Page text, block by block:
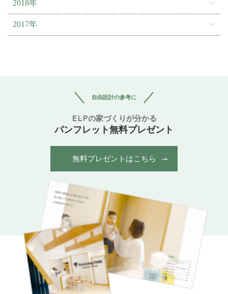
2018年
2017年
自由設計の参考に
ELPの家づくりが分かる
パンフレット無料プレゼント
無料プレゼントはこちら